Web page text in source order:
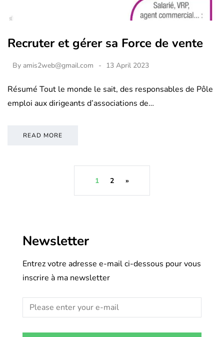
Recruter et gérer sa Force de vente
By amis2web@gmail.com 13 April 2023
Résumé Tout le monde le sait, des responsables de Pôle
emploi aux dirigeants d’associations de…
READ MORE
1 2 »
Newsletter
Entrez votre adresse e-mail ci-dessous pour vous
inscrire à ma newsletter